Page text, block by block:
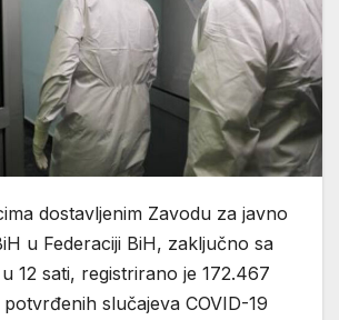
dostavljenim Zavodu za javno
u Federaciji BiH, zaključno sa
12 sati, registrirano je 172.467
slučajeva COVID-19